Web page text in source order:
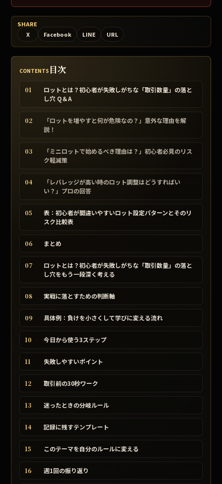
SHARE
X
Facebook LINE URL
CONTENTS 目次
01
ロットとは？初心者が失敗しがちな「取引数量」の落と
し穴 Q＆A
02
「ロットを増やすと何が危険なの？」意外な理由を解
説！
03
「ミニロットで始めるべき理由は？」初心者必見のリス
ク軽減策
04
「レバレッジが高い時のロット調整はどうすればい
い？」プロの回答
05
表：初心者が間違いやすいロット設定パターンとそのリ
スク比較表
06 まとめ
07
ロットとは？初心者が失敗しがちな「取引数量」の落と
し穴をもう一段深く考える
08 実戦に落とすための判断軸
09 具体例：負けを小さくして学びに変える流れ
10 今日から使う3ステップ
11 失敗しやすいポイント
12 取引前の30秒ワーク
13 迷ったときの分岐ルール
14 記録に残すテンプレート
15 このテーマを自分のルールに変える
16 週1回の振り返り